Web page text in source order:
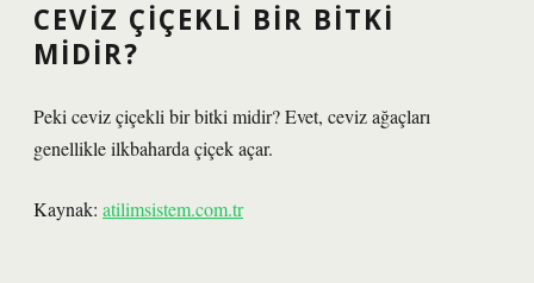
CEVIZ ÇIÇEKLI BIR BITKI
MIDIR?
Peki ceviz çiçekli bir bitki midir? Evet, ceviz ağaçları
genellikle ilkbaharda çiçek açar.
Kaynak: atilimsistem.com.tr